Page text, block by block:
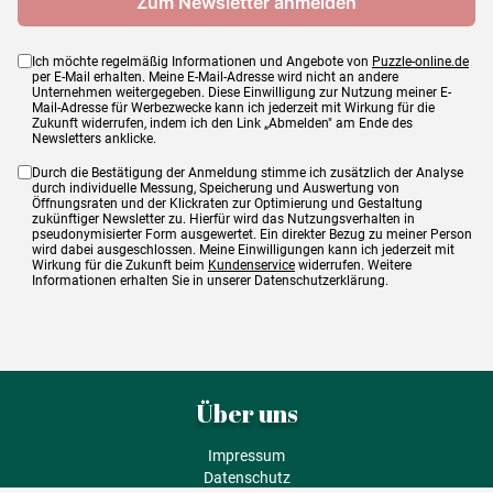
Ich möchte regelmäßig Informationen und Angebote von Puzzle-online.de
per E-Mail erhalten. Meine E-Mail-Adresse wird nicht an andere
Unternehmen weitergegeben. Diese Einwilligung zur Nutzung meiner E-
Mail-Adresse für Werbezwecke kann ich jederzeit mit Wirkung für die
Zukunft widerrufen, indem ich den Link „Abmelden" am Ende des
Newsletters anklicke.
Durch die Bestätigung der Anmeldung stimme ich zusätzlich der Analyse
durch individuelle Messung, Speicherung und Auswertung von
Öffnungsraten und der Klickraten zur Optimierung und Gestaltung
zukünftiger Newsletter zu. Hierfür wird das Nutzungsverhalten in
pseudonymisierter Form ausgewertet. Ein direkter Bezug zu meiner Person
wird dabei ausgeschlossen. Meine Einwilligungen kann ich jederzeit mit
Wirkung für die Zukunft beim Kundenservice widerrufen. Weitere
Informationen erhalten Sie in unserer Datenschutzerklärung.
Über uns
Impressum
Datenschutz